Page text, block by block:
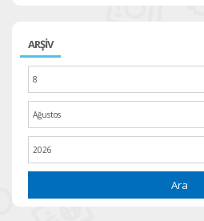
ARŞİV
Ara